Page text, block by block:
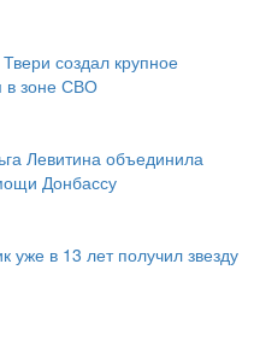
создал крупное
в зоне СВО
Левитина объединила
Донбассу
уже в 13 лет получил звезду